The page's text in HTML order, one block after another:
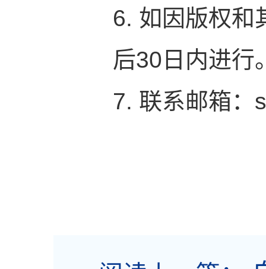
6. 如因版权和
后30日内进行
7. 联系邮箱